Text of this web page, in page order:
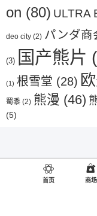
on (80) ULTRA
deo city (2) パンダ商
(3) 国产熊片
(1) 根雪堂 (28)
蜀黍 (2) 熊漫 (46)
(5)
首页 商场